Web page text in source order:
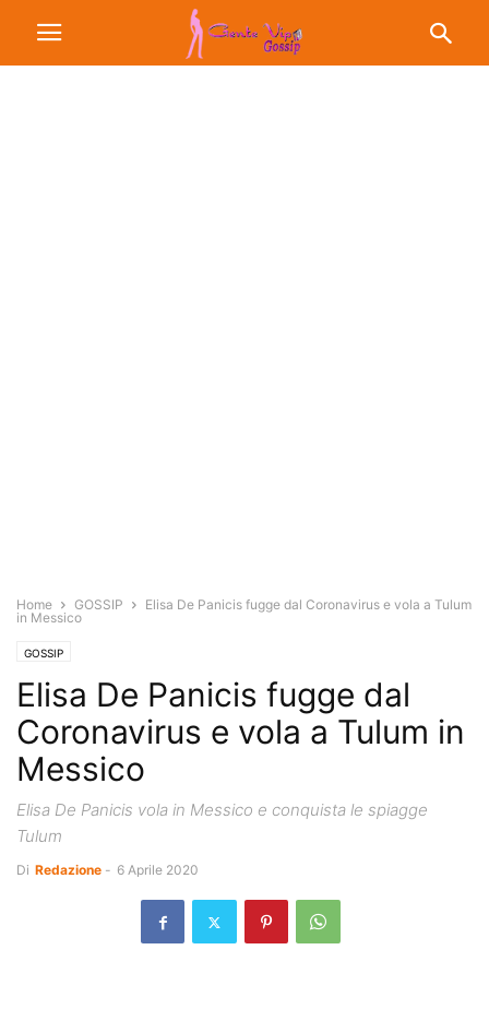
Home GOSSIP
Elisa De Panicis fugge dal Coronavirus e vola a Tulum
in Messico
GOSSIP
Elisa De Panicis fugge dal
Coronavirus e vola a Tulum in
Messico
Elisa De Panicis vola in Messico e conquista le spiagge
Tulum
Di Redazione - 6 Aprile 2020